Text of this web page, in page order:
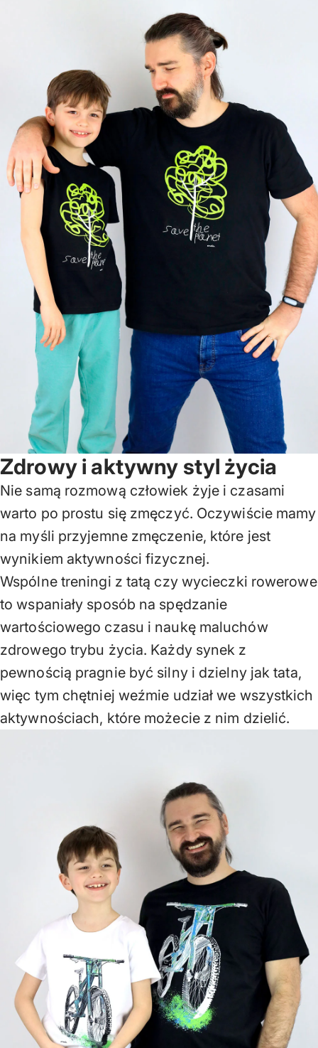
Zdrowy i aktywny styl życia
Nie samą rozmową człowiek żyje i czasami
warto po prostu się zmęczyć. Oczywiście mamy
na myśli przyjemne zmęczenie, które jest
wynikiem aktywności fizycznej.
Wspólne treningi z tatą czy wycieczki rowerowe
to wspaniały sposób na spędzanie
wartościowego czasu i naukę maluchów
zdrowego trybu życia. Każdy synek z
pewnością pragnie być silny i dzielny jak tata,
więc tym chętniej weźmie udział we wszystkich
aktywnościach, które możecie z nim dzielić.